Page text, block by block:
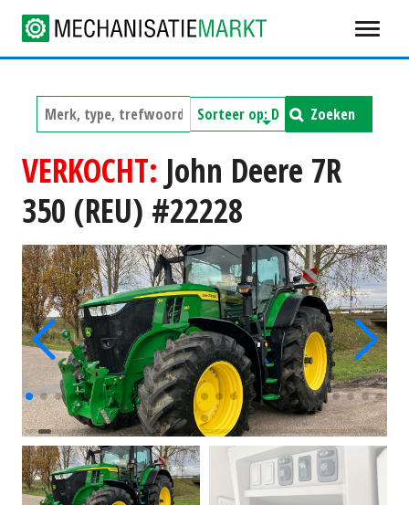
Zoeken
VERKOCHT: John Deere 7R
350 (REU) #22228